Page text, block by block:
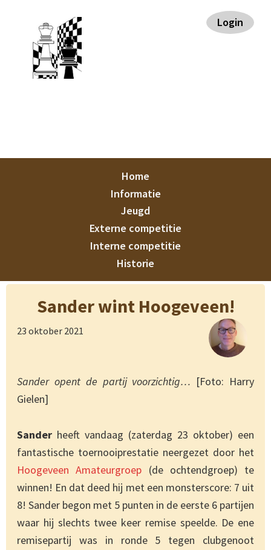
hoofdnavigatie
sidebar
voettekst
Login
Home
Informatie
Jeugd
Externe competitie
Interne competitie
Historie
Sander wint Hoogeveen!
23 oktober 2021
Sander opent de partij voorzichtig… [Foto: Harry
Gielen]
Sander heeft vandaag (zaterdag 23 oktober) een
fantastische toernooiprestatie neergezet door het
Hoogeveen Amateurgroep (de ochtendgroep) te
winnen! En dat deed hij met een monsterscore: 7 uit
8! Sander begon met 5 punten in de eerste 6 partijen
waar hij slechts twee keer remise speelde. De ene
remisepartij was in ronde 5 tegen clubgenoot